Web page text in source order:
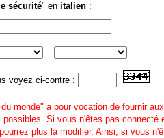
sécurité" enitalien :
voyez ci-contre :
monde" a pour vocation de fournir
possibles. Si vous n'êtes pas connecté
plus la modifier. Ainsi, si vous